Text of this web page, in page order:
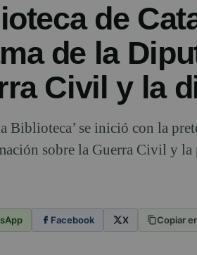
de
de la
Civil y la
Biblioteca’ se inició con la
sobre la Guerra Civil y la
Facebook X Copiar